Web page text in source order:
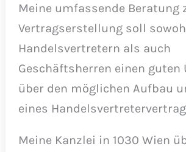
Meine umfassende Beratung
Vertragserstellung soll
Handelsvertretern als auch
Geschäftsherren einen guten
über den möglichen Aufbau
eines
Meine Kanzlei in 1030 Wien